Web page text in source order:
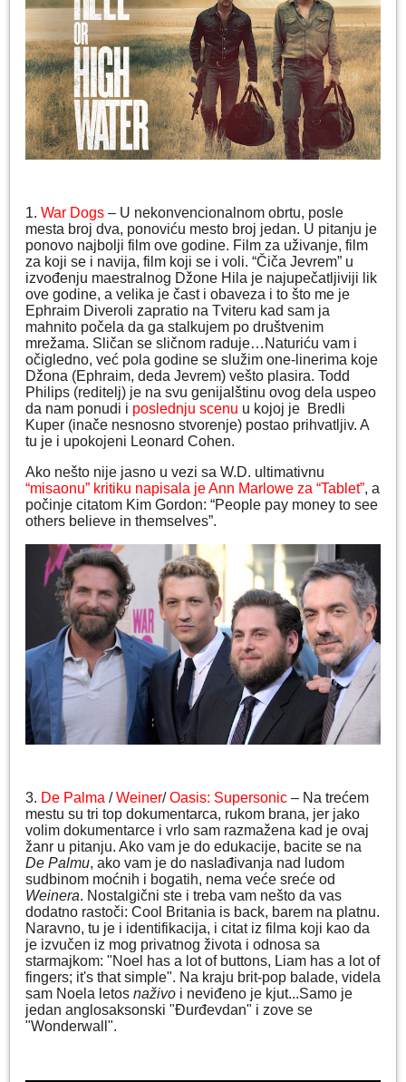
1. War Dogs – U nekonvencionalnom obrtu, posle
mesta broj dva, ponoviću mesto broj jedan. U pitanju je
ponovo najbolji film ove godine. Film za uživanje, film
za koji se i navija, film koji se i voli. “Čiča Jevrem” u
izvođenju maestralnog Džone Hila je najupečatljiviji lik
ove godine, a velika je čast i obaveza i to što me je
Ephraim Diveroli zapratio na Tviteru kad sam ja
mahnito počela da ga stalkujem po društvenim
mrežama. Sličan se sličnom raduje…Naturiću vam i
očigledno, već pola godine se služim one-linerima koje
Džona (Ephraim, deda Jevrem) vešto plasira. Todd
Philips (reditelj) je na svu genijalštinu ovog dela uspeo
da nam ponudi i poslednju scenu u kojoj je Bredli
Kuper (inače nesnosno stvorenje) postao prihvatljiv. A
tu je i upokojeni Leonard Cohen.
Ako nešto nije jasno u vezi sa W.D. ultimativnu
“misaonu” kritiku napisala je Ann Marlowe za “Tablet”, a
počinje citatom Kim Gordon: “People pay money to see
others believe in themselves”.
3. De Palma /Weiner/Oasis: Supersonic – Na trećem
mestu su tri top dokumentarca, rukom brana, jer jako
volim dokumentarce i vrlo sam razmažena kad je ovaj
žanr u pitanju. Ako vam je do edukacije, bacite se na
De Palmu, ako vam je do naslađivanja nad ludom
sudbinom moćnih i bogatih, nema veće sreće od
Weinera. Nostalgični ste i treba vam nešto da vas
dodatno rastoči: Cool Britania is back, barem na platnu.
Naravno, tu je i identifikacija, i citat iz filma koji kao da
je izvučen iz mog privatnog života i odnosa sa
starmajkom: "Noel has a lot of buttons, Liam has a lot of
fingers; it's that simple". Na kraju brit-pop balade, videla
sam Noela letos naživo i neviđeno je kjut...Samo je
jedan anglosaksonski "Đurđevdan" i zove se
"Wonderwall".